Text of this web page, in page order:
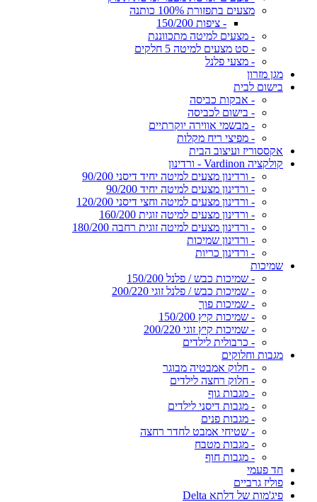
מצעים בתפזורת 100% כותנה
- ציפות 150/200
- מצעים למיטה מתכווננת
- סט מצעים למיטה 5 חלקים
- מצעי פלנל
מגן מזרון
בישום לבית
- אבקות כביסה
- בישום לכביסה
- מבשמי אווירה יוקרתיים
- מפיצי ריח מקלות
אקססוריז ועיצוב הבית
קולקציה Vardinon - ורדינון
- ורדינון מצעים למיטה יחיד דיסני 90/200
- ורדינון מצעים למיטה יחיד 90/200
- ורדינון מצעים למיטה וחצי דיסני 120/200
- ורדינון מצעים למיטה זוגית 160/200
- ורדינון מצעים למיטה זוגית רחבה 180/200
- ורדינון שמיכות
- ורדינון כריות
שמיכות
- שמיכות כבש / פלנל 150/200
- שמיכות כבש / פלנל זוגי 200/220
- שמיכות פוך
- שמיכות קיץ 150/200
- שמיכות קיץ זוגי 200/220
- כרבולית לילדים
מגבות וחלוקים
- חלוק אמבטיה מבוגר
- חלוק רחצה לילדים
- מגבות גוף
- מגבות דיסני לילדים
- מגבות פנים
- שטיחי אמבט לחדר רחצה
- מגבות מטבח
- מגבות חוף
חד פעמי
פוליז גרביים
פיג'מות של דלתא Delta